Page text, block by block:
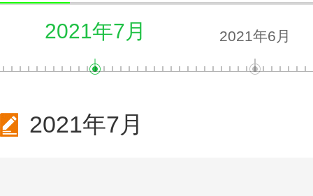
2021年7月 2021年6月
2021年7月